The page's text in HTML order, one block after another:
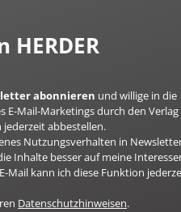
HERDER
abonnieren und willige in die
Mail-Marketings durch den
jederzeit abbestellen.
Nutzungsverhalten in
Inhalte besser auf meine
Mail kann ich diese Funktion
Datenschutzhinweisen.